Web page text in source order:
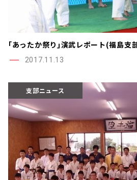
｢あったか祭り｣演武レポート(福島支
2017.11.13
支部ニュース